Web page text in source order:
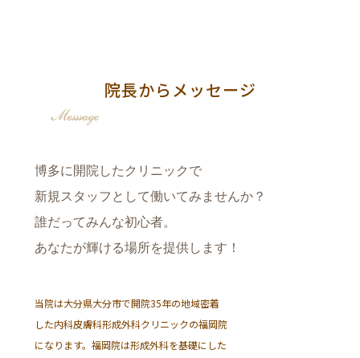
院長からメッセージ
博多に開院したクリニックで
新規スタッフとして働いてみませんか？
誰だってみんな初心者。
あなたが輝ける場所を提供します！
当院は大分県大分市で開院35年の地域密着
した内科皮膚科形成外科クリニックの福岡院
になります。福岡院は形成外科を基礎にした